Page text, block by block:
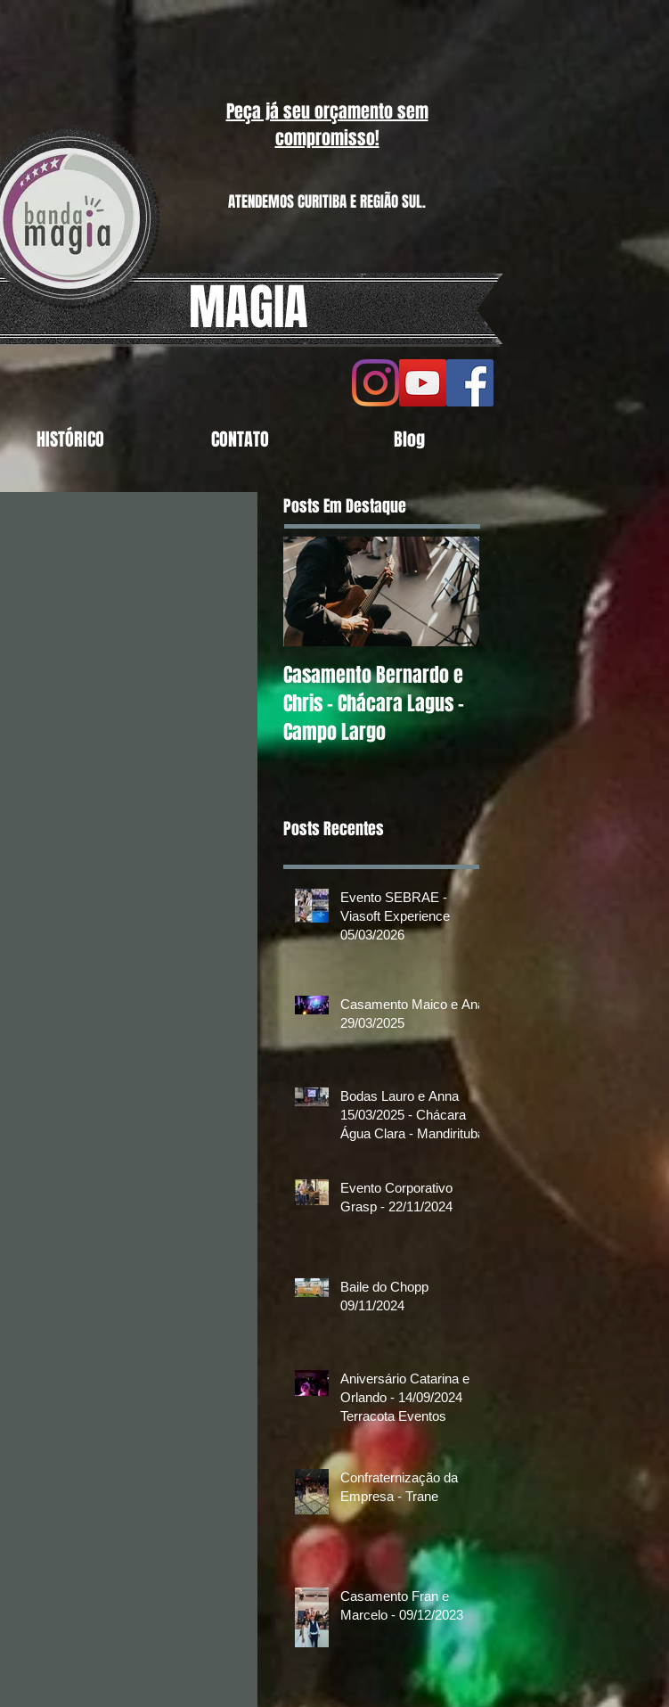
MAGIA
Peça já seu orçamento sem
compromisso!
ATENDEMOS CURITIBA E REGIÃO SUL.
HISTÓRICO CONTATO Blog
Posts Em Destaque
Casamento Bernardo e
Chris - Chácara Lagus -
Campo Largo
Alguns Depoimentos
Posts Recentes
Evento SEBRAE -
Viasoft Experience
05/03/2026
Casamento Maico e Ana
29/03/2025
Bodas Lauro e Anna
15/03/2025 - Chácara
Água Clara - Mandirituba
Evento Corporativo
Grasp - 22/11/2024
Baile do Chopp
09/11/2024
Aniversário Catarina e
Orlando - 14/09/2024
Terracota Eventos
Confraternização da
Empresa - Trane
Casamento Fran e
Marcelo - 09/12/2023